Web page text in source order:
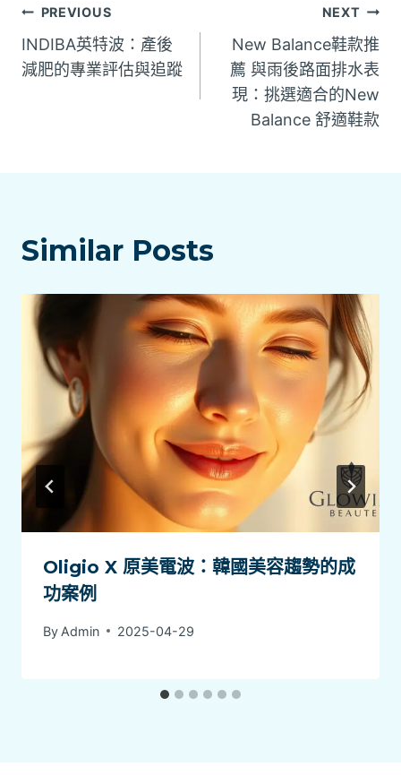
文
章
PREVIOUS
INDIBA英特波：產後
減肥的專業評估與追蹤
NEXT
New Balance鞋款推
薦 與雨後路面排水表
現：挑選適合的New
Balance 舒適鞋款
Similar Posts
Oligio X 原美電波：韓國美容趨勢的成
功案例
By Admin 2025-04-29